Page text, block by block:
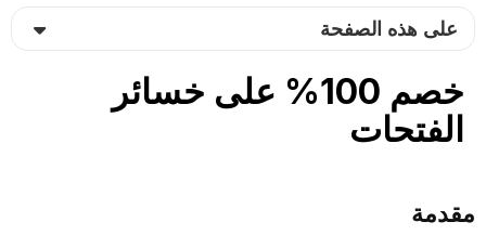
على هذه الصفحة
خصم 100% على خسائر
الفتحات
مقدمة